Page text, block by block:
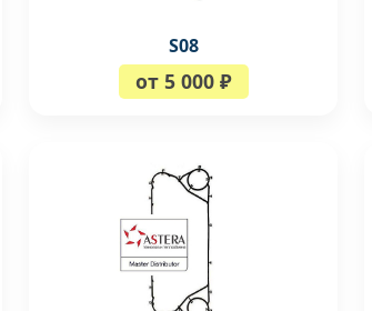
S08
от 5 000 ₽